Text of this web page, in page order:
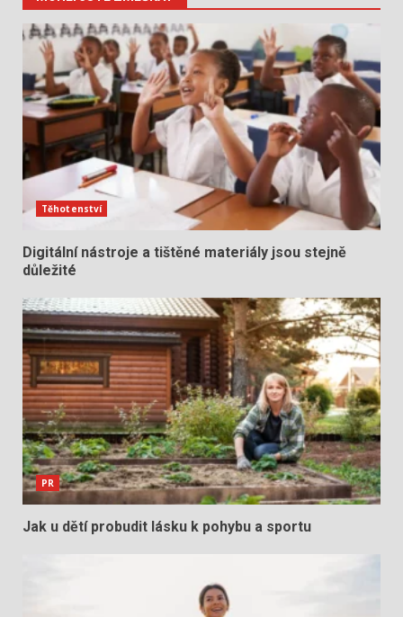
Těhotenství
Digitální nástroje a tištěné materiály jsou stejně
důležité
PR
Jak u dětí probudit lásku k pohybu a sportu